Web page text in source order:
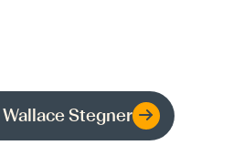
Wallace Stegner